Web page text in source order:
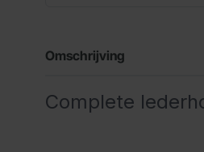
Omschrijving
Complete